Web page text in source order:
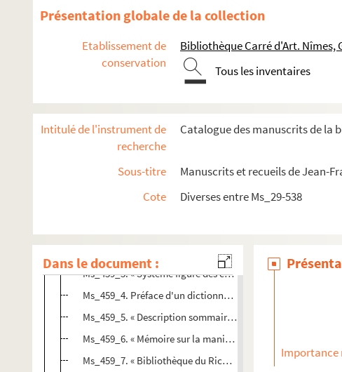
Présentation globale de la collection
Etablissement de
conservation
Bibliothèque Carré d'Art. Nîmes,
Tous les inventaires
Intitulé de l'instrument de
recherche
Catalogue des manuscrits de la
Sous-titre
Manuscrits et recueils de Jean-
Cote
Diverses entre Ms_29-538
Dans le document :
Ms_210. « Pièces et matériaux pour un supplément de
Ms_213. Mélanges venant de Séguier. Recueil n° 5.
Ms_214. Recueil Séguier n° 16.
Ms_216. Recueil Séguier n° 38.
Ms_217. Recueil Séguier n° 301.
Ms_459_2. « Lettre à M. de..... sur le projet d'une place pour
Ms_459_3. « Système figuré des connoissances humaines ».
Ms_459_4. Préface d'un dictionnaire d'agriculture en italien.
Ms_459_5. « Description sommaire du nouveau semoir ».
Ms_459_6. « Mémoire sur la manière de préserver le
Ms_459_7. « Bibliothèque du Richelet ou abrégé de la vie
Importance